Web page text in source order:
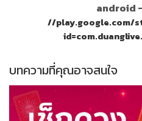
android -
//play.google.com/
บทความที่คุณอาจสนใจ